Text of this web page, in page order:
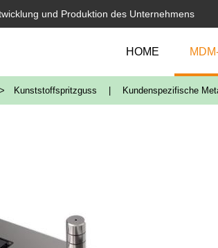
und Produktion des Unternehmens
HOME
> Kunststoffspritzguss Kundenspezifische